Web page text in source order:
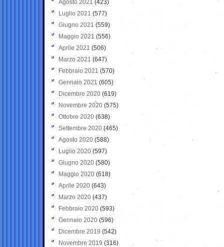
Agosto 2021 (423)
Luglio 2021 (577)
Giugno 2021(559)
Maggio 2021 (556)
Aprile 2021 (506)
Marzo 2021 (647)
Febbraio 2021 (570)
Gennaio 2021 (605)
Dicembre 2020 (619)
Novembre 2020 (575)
Ottobre 2020 (638)
Settembre 2020(465)
Agosto 2020 (588)
Luglio 2020 (597)
Giugno 2020 (580)
Maggio 2020 (618)
Aprile 2020 (643)
Marzo 2020 (437)
Febbraio 2020 (593)
Gennaio 2020 (596)
Dicembre 2019 (542)
Novembre 2019 (316)